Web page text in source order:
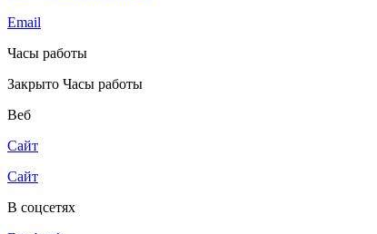
Email
Часы работы
Закрыто Часы работы
Веб
Сайт
Сайт
В соцсетях